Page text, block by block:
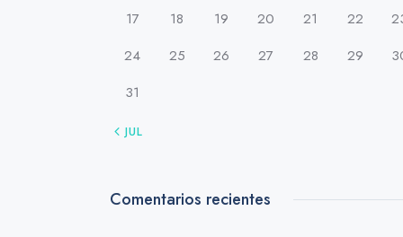
17
18 19 20 21 22
24
25 26 27 28 29
31
« JUL
Comentarios recientes